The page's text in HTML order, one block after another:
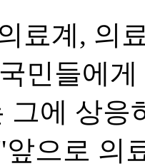
료계, 의
민들에
그에 상응
으로 의